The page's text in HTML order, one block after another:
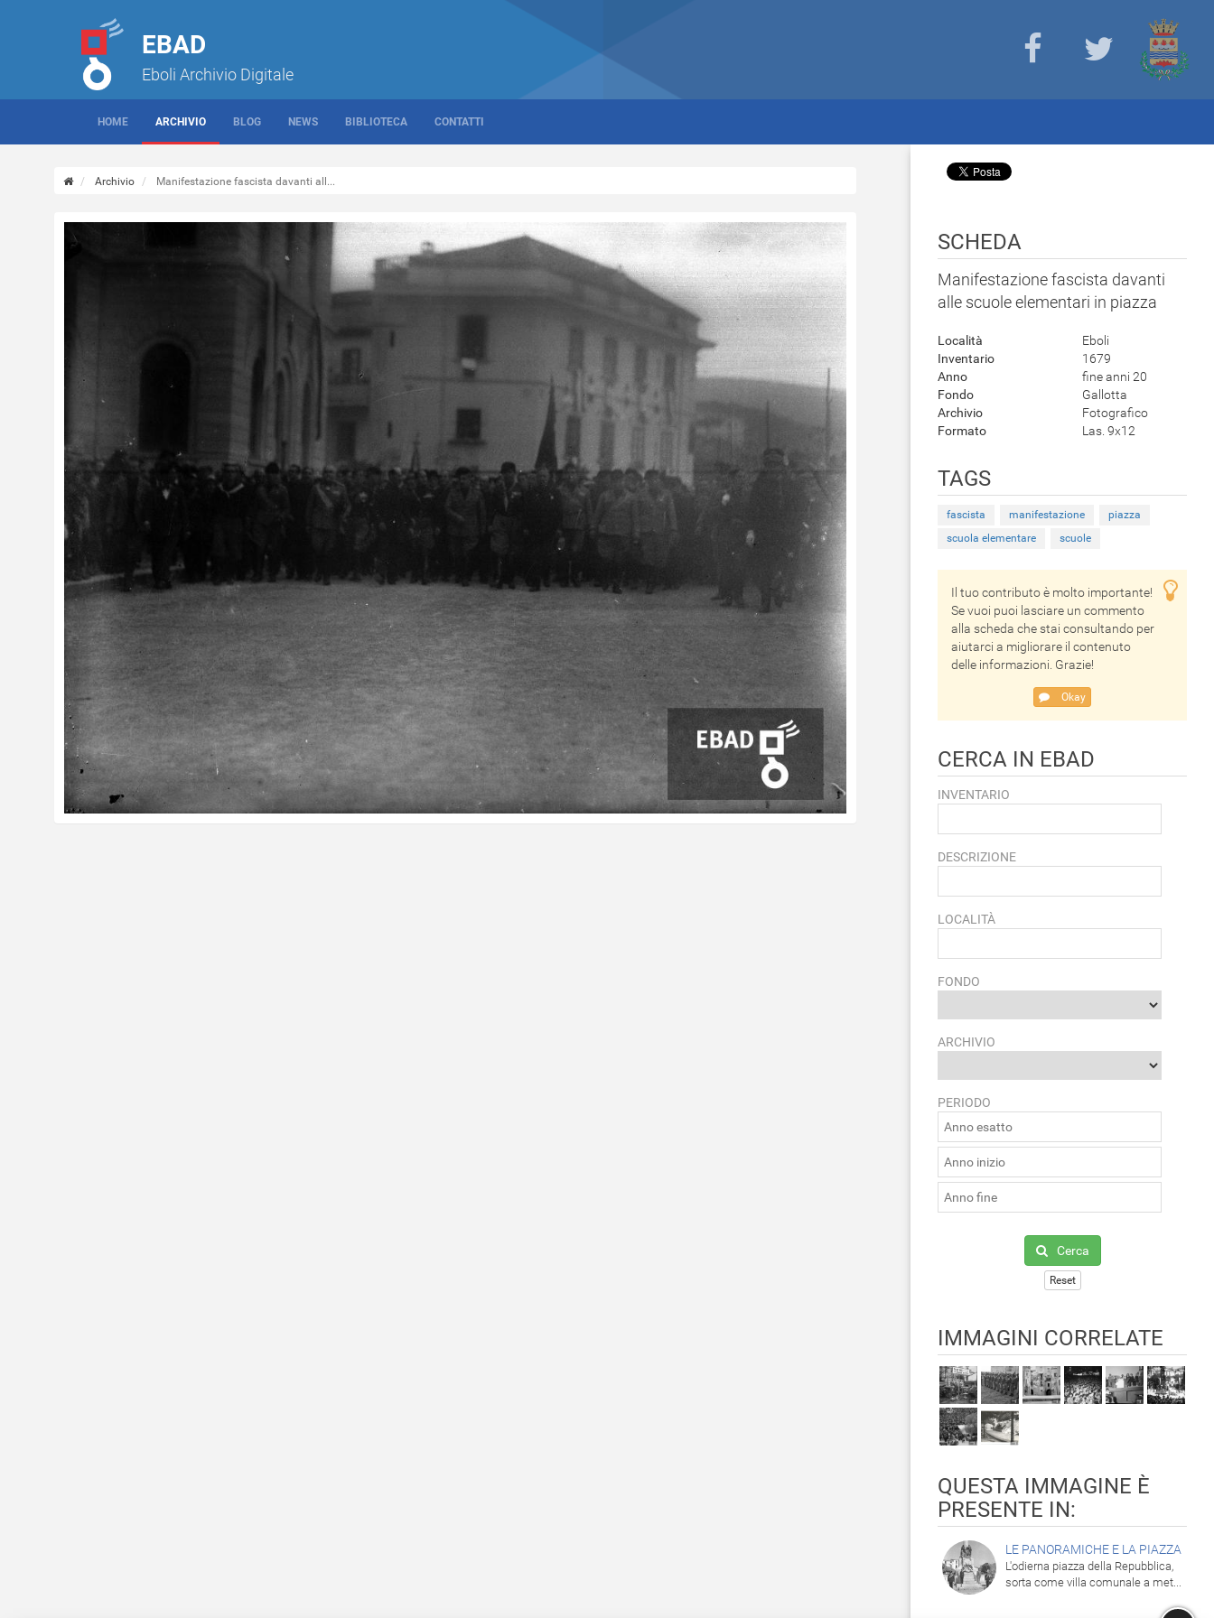
EBAD
Eboli Archivio Digitale
HOME ARCHIVIO BLOG NEWS BIBLIOTECA CONTATTI
Archivio Manifestazione fascista davanti all...
SCHEDA
Manifestazione fascista davanti
alle scuole elementari in piazza
Località
Eboli
Inventario
1679
Anno
fine anni 20
Fondo
Gallotta
Archivio
Fotografico
Formato
Las. 9x12
TAGS
fascista manifestazione
piazza
scuola elementare
scuole
Il tuo contributo è molto importante!
Se vuoi puoi lasciare un commento
alla scheda che stai consultando per
aiutarci a migliorare il contenuto
delle informazioni. Grazie!
Okay
CERCA IN EBAD
INVENTARIO
DESCRIZIONE
LOCALITÀ
FONDO
ARCHIVIO
PERIODO
Cerca
Reset
IMMAGINI CORRELATE
QUESTA IMMAGINE È
PRESENTE IN:
LE PANORAMICHE E LA PIAZZA
L'odierna piazza della Repubblica,
sorta come villa comunale a met...